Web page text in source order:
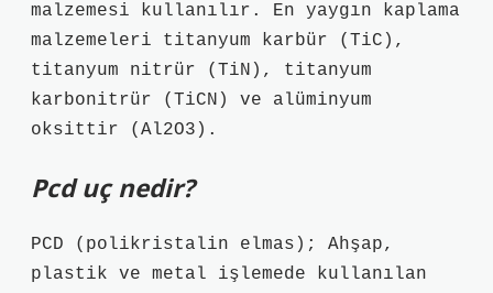
malzemesi kullanılır. En yaygın kaplama
malzemeleri titanyum karbür (TiC),
titanyum nitrür (TiN), titanyum
karbonitrür (TiCN) ve alüminyum
oksittir (Al2O3).
Pcd uç nedir?
PCD (polikristalin elmas); Ahşap,
plastik ve metal işlemede kullanılan